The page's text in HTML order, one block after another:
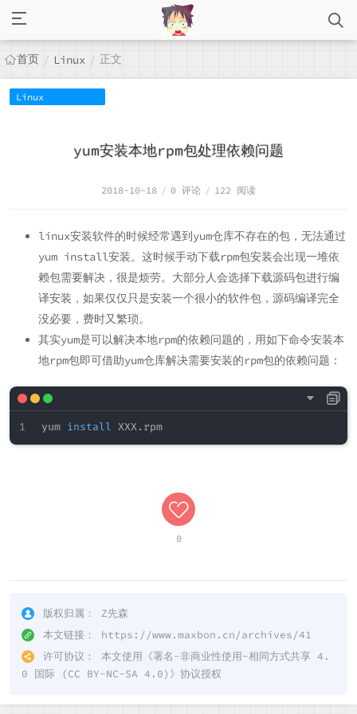
首页 / Linux / 正文
Linux
yum安装本地rpm包处理依赖问题
2018-10-18 / 0 评论 / 122 阅读
linux安装软件的时候经常遇到yum仓库不存在的包，无法通过
yum install安装。这时候手动下载rpm包安装会出现一堆依
赖包需要解决，很是烦劳。大部分人会选择下载源码包进行编
译安装，如果仅仅只是安装一个很小的软件包，源码编译完全
没必要，费时又繁琐。
其实yum是可以解决本地rpm的依赖问题的，用如下命令安装本
地rpm包即可借助yum仓库解决需要安装的rpm包的依赖问题：
yum install
0
版权归属：
Z先森
本文链接：
https://www.maxbon.cn/archives/41
许可协议：
本文使用《署名-非商业性使用-相同方式共享 4.
0 国际 (CC BY-NC-SA 4.0) 》协议授权